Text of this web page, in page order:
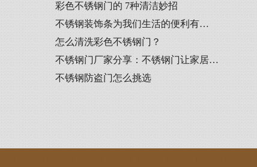
彩色不锈钢门的 7种清洁妙招
不锈钢装饰条为我们生活的便利有…
怎么清洗彩色不锈钢门？
不锈钢门厂家分享：不锈钢门让家居…
不锈钢防盗门怎么挑选